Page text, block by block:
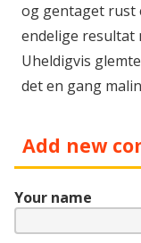
og gentaget rust
endelige
Uheldigvis
det en gang
Add new
Your name